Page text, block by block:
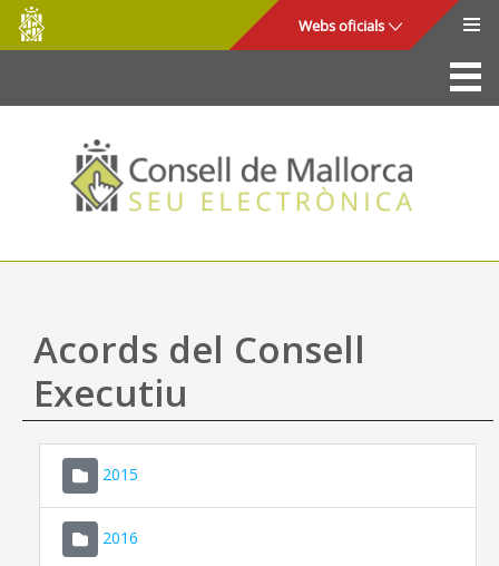
Salta al contingut principal
Consell
de
Mallorca
Webs oficials
La Seu
Consell de Mallorca
Accés i seguretat
Utilitats
Ajuda
Acords del Consell
Executiu
2015
2016